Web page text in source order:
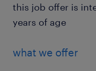
this job offer is
years of age
what we offer